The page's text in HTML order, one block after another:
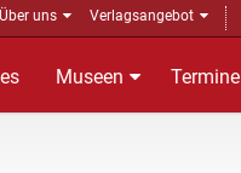
Über uns Verlagsangebot
Museen Termine